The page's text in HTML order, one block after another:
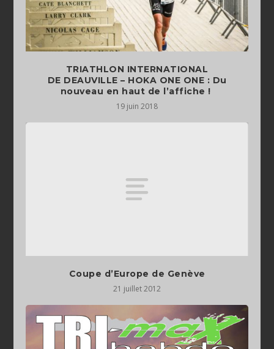
TRIATHLON INTERNATIONAL
DE DEAUVILLE – HOKA ONE ONE : Du
nouveau en haut de l’affiche !
19 juin 2018
Coupe d’Europe de Genève
21 juillet 2012